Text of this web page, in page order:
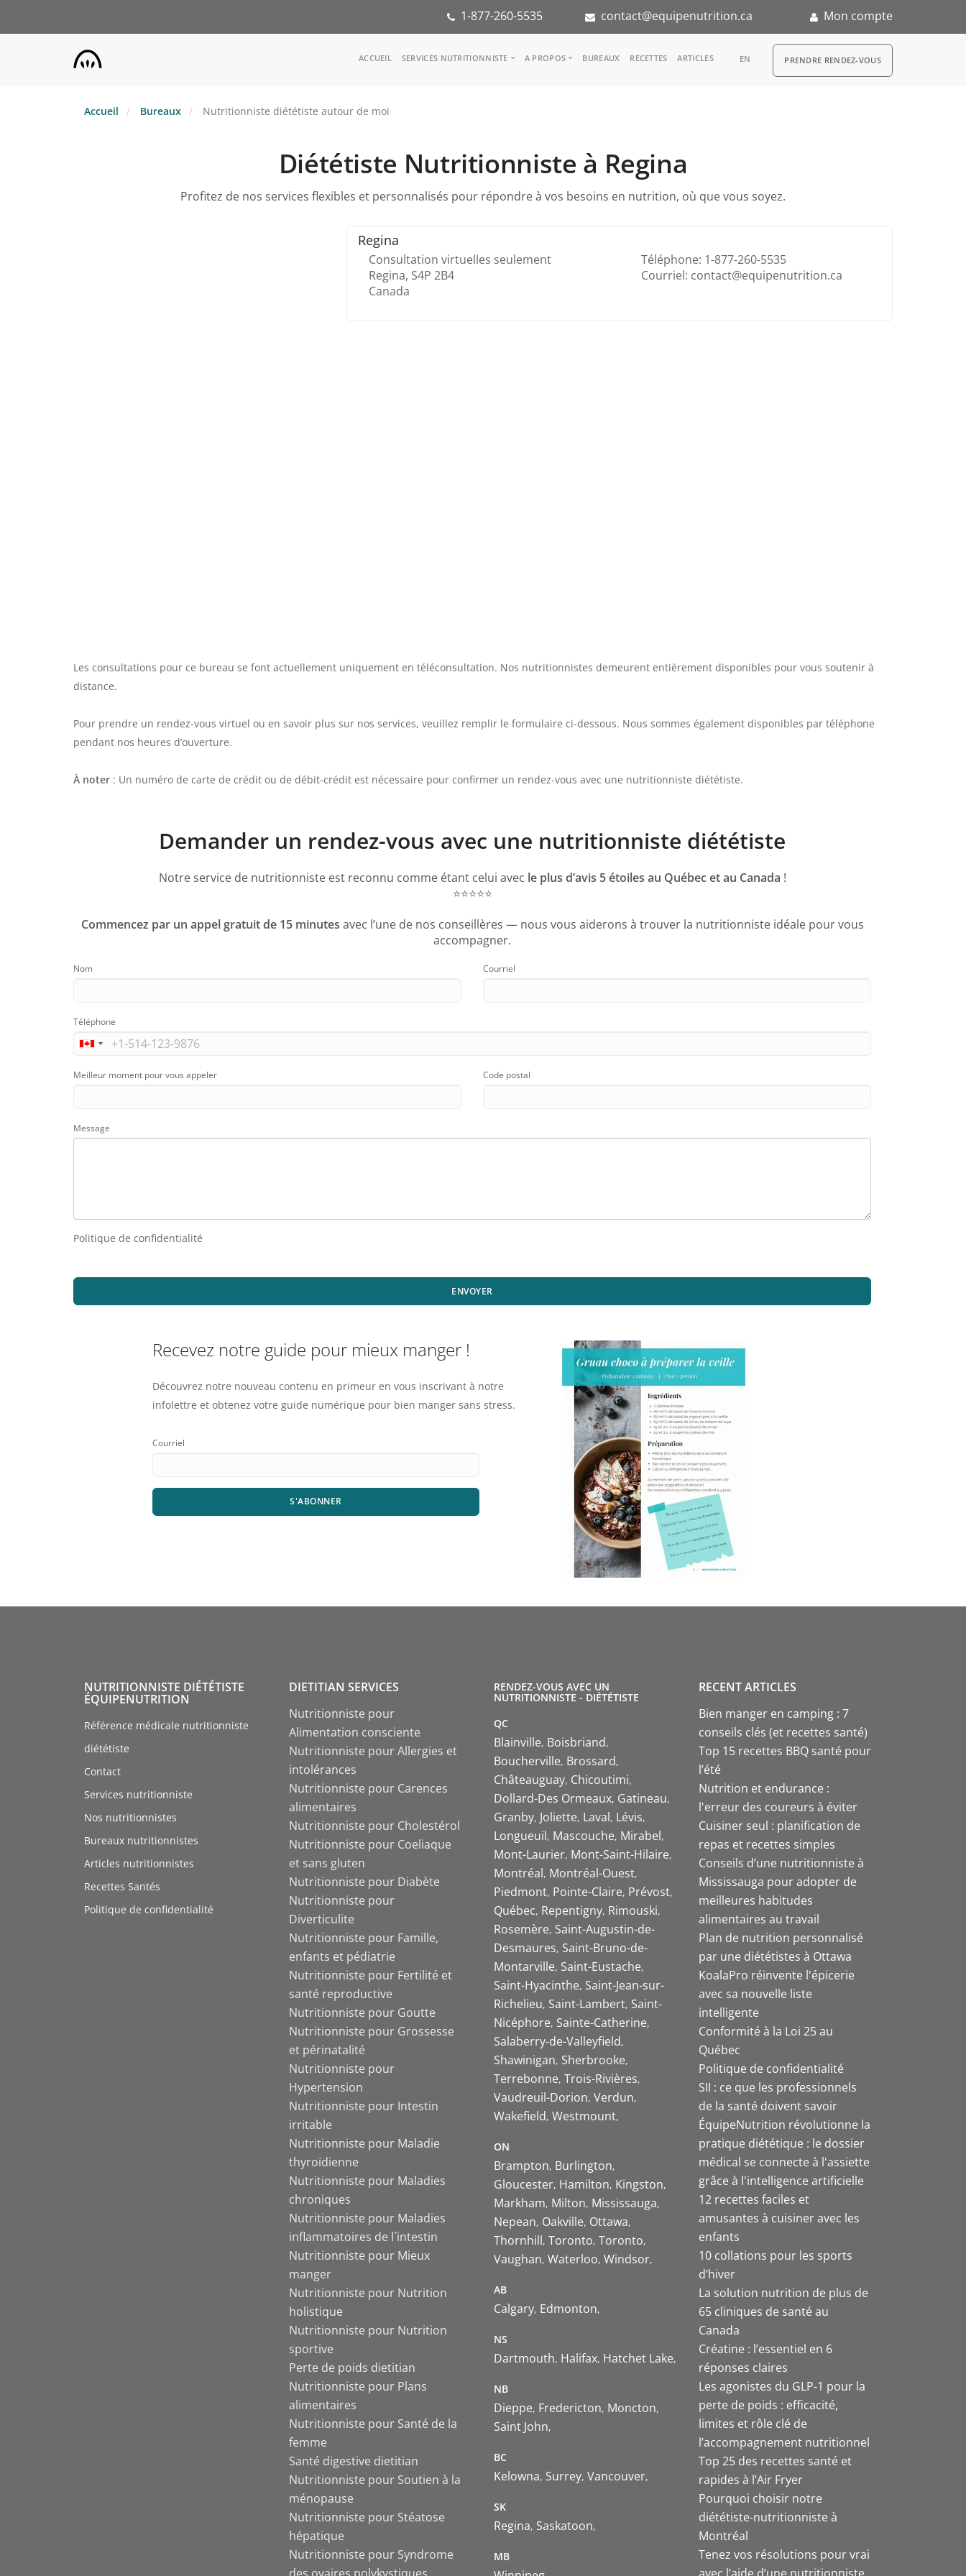
1-877-260-5535 contact@equipenutrition.ca Mon compte
Main
ACCUEIL SERVICES NUTRITIONNISTE
KoalaPro
A PROPOS
Partenaires
Stage en nutrition
FAQ
BUREAUX RECETTES ARTICLES EN RDV
PRENDRE RENDEZ-VOUS
Accueil Bureaux Nutritionniste diététiste autour de moi
Diététiste Nutritionniste à Regina
Profitez de nos services flexibles et personnalisés pour répondre à vos besoins en nutrition, où que vous soyez.
Regina
Consultation virtuelles seulement
Regina, S4P 2B4
Canada
Téléphone: 1-877-260-5535
Courriel: contact@equipenutrition.ca
Les consultations pour ce bureau se font actuellement uniquement en téléconsultation. Nos nutritionnistes demeurent entièrement disponibles pour vous soutenir à
distance.
Pour prendre un rendez-vous virtuel ou en savoir plus sur nos services, veuillez remplir le formulaire ci-dessous. Nous sommes également disponibles par téléphone
pendant nos heures d’ouverture.
À noter : Un numéro de carte de crédit ou de débit-crédit est nécessaire pour confirmer un rendez-vous avec une nutritionniste diététiste.
Demander un rendez-vous avec une nutritionniste diététiste
Notre service de nutritionniste est reconnu comme étant celui avec le plus d’avis 5 étoiles au Québec et au Canada !
⭐️⭐️⭐️⭐️⭐️
Commencez par un appel gratuit de 15 minutes avec l’une de nos conseillères — nous vous aiderons à trouver la nutritionniste idéale pour vous
accompagner.
Nom Courriel
Téléphone
Meilleur moment pour vous appeler Code postal
Message
Politique de confidentialité
ENVOYER
Recevez notre guide pour mieux manger !
Découvrez notre nouveau contenu en primeur en vous inscrivant à notre
infolettre et obtenez votre guide numérique pour bien manger sans stress.
Courriel
S'ABONNER
NUTRITIONNISTE DIÉTÉTISTE
ÉQUIPENUTRITION
Référence médicale nutritionniste
diététiste
Contact
Services nutritionniste
Nos nutritionnistes
Bureaux nutritionnistes
Articles nutritionnistes
Recettes Santés
Politique de confidentialité
DIETITIAN SERVICES
Nutritionniste pour
Alimentation consciente
Nutritionniste pour Allergies et
intolérances
Nutritionniste pour Carences
alimentaires
Nutritionniste pour Cholestérol
Nutritionniste pour Coeliaque
et sans gluten
Nutritionniste pour Diabète
Nutritionniste pour
Diverticulite
Nutritionniste pour Famille,
enfants et pédiatrie
Nutritionniste pour Fertilité et
santé reproductive
Nutritionniste pour Goutte
Nutritionniste pour Grossesse
et périnatalité
Nutritionniste pour
Hypertension
Nutritionniste pour Intestin
irritable
Nutritionniste pour Maladie
thyroïdienne
Nutritionniste pour Maladies
chroniques
Nutritionniste pour Maladies
inflammatoires de l`intestin
Nutritionniste pour Mieux
manger
Nutritionniste pour Nutrition
holistique
Nutritionniste pour Nutrition
sportive
Perte de poids dietitian
Nutritionniste pour Plans
alimentaires
Nutritionniste pour Santé de la
femme
Santé digestive dietitian
Nutritionniste pour Soutien à la
ménopause
Nutritionniste pour Stéatose
hépatique
Nutritionniste pour Syndrome
RENDEZ-VOUS AVEC UN
NUTRITIONNISTE - DIÉTÉTISTE
QC
Blainville Boisbriand
Boucherville Brossard
Châteauguay Chicoutimi
Dollard-Des Ormeaux Gatineau
Granby Joliette Laval Lévis
Longueuil Mascouche Mirabel
Mont-Laurier Mont-Saint-Hilaire
Montréal Montréal-Ouest
Piedmont Pointe-Claire Prévost
Québec Repentigny Rimouski
Rosemère Saint-Augustin-de-
Desmaures Saint-Bruno-de-
Montarville Saint-Eustache
Saint-Hyacinthe Saint-Jean-sur-
Richelieu Saint-Lambert Saint-
Nicéphore Sainte-Catherine
Salaberry-de-Valleyfield
Shawinigan Sherbrooke
Terrebonne Trois-Rivières
Vaudreuil-Dorion Verdun
Wakefield Westmount
ON
Brampton Burlington
Gloucester Hamilton Kingston
Markham Milton Mississauga
Nepean Oakville Ottawa
Thornhill Toronto Toronto
Vaughan Waterloo Windsor
AB
Calgary Edmonton
NS
Dartmouth Halifax Hatchet Lake
NB
Dieppe Fredericton Moncton
Saint John
BC
Kelowna Surrey Vancouver
SK
Regina Saskatoon
MB
RECENT ARTICLES
Bien manger en camping : 7
conseils clés (et recettes santé)
Top 15 recettes BBQ santé pour
l’été
Nutrition et endurance :
l'erreur des coureurs à éviter
Cuisiner seul : planification de
repas et recettes simples
Conseils d’une nutritionniste à
Mississauga pour adopter de
meilleures habitudes
alimentaires au travail
Plan de nutrition personnalisé
par une diététistes à Ottawa
KoalaPro réinvente l'épicerie
avec sa nouvelle liste
intelligente
Conformité à la Loi 25 au
Québec
Politique de confidentialité
SII : ce que les professionnels
de la santé doivent savoir
ÉquipeNutrition révolutionne la
pratique diététique : le dossier
médical se connecte à l'assiette
grâce à l'intelligence artificielle
12 recettes faciles et
amusantes à cuisiner avec les
enfants
10 collations pour les sports
d’hiver
La solution nutrition de plus de
65 cliniques de santé au
Canada
Créatine : l’essentiel en 6
réponses claires
Les agonistes du GLP-1 pour la
perte de poids : efficacité,
limites et rôle clé de
l’accompagnement nutritionnel
Top 25 des recettes santé et
rapides à l’Air Fryer
Pourquoi choisir notre
diététiste-nutritionniste à
Montréal
Tenez vos résolutions pour vrai